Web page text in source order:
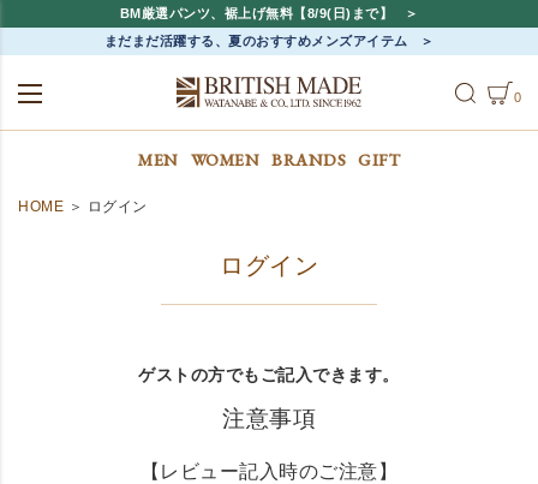
BM厳選パンツ、裾上げ無料【8/9(日)まで】
まだまだ活躍する、夏のおすすめメンズアイテム
0
MEN WOMEN BRANDS GIFT
HOME ログイン
ログイン
ゲストの方でもご記入できます。
注意事項
【レビュー記入時のご注意】